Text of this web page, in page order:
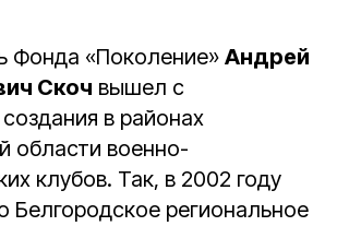
Фонда «Поколение» Андрей
Скоч вышел с
в районах
области военно-
клубов. Так, в 2002 году
Белгородское региональное